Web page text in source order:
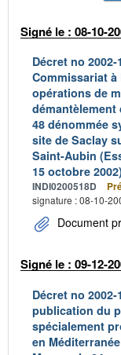
Signé le : 08-10-
Décret no
Commissariat
opérations de
48 dénommée
site de Saclay
Saint-Aubin
15 octobre 2002)
INDI0200518D
signature : 08-10-
Document
Signé le : 09-12-
Décret no
publication du
spécialement
en